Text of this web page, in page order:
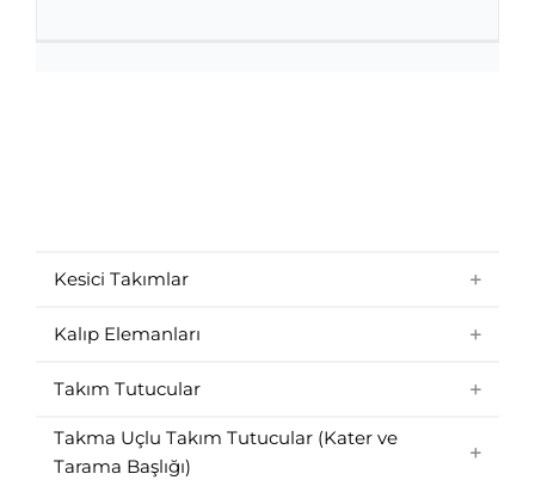
Kesici Takımlar
Kalıp Elemanları
Takım Tutucular
Takma Uçlu Takım Tutucular (Kater ve
Tarama Başlığı)